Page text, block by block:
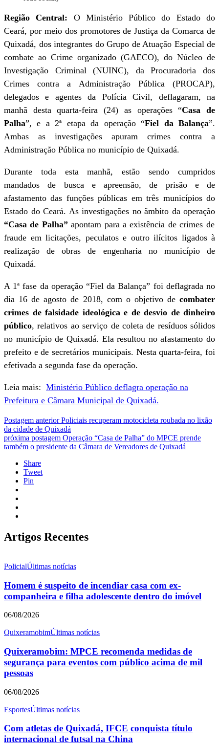
Região Central: O Ministério Público do Estado do
Ceará, por meio dos promotores de Justiça da Comarca de
Quixadá, dos integrantes do Grupo de Atuação Especial de
combate ao Crime organizado (GAECO), do Núcleo de
Investigação Criminal (NUINC), da Procuradoria dos
Crimes contra a Administração Pública (PROCAP),
delegados e agentes da Polícia Civil, deflagaram, na
manhã desta quarta-feira (24) as operações “Casa de
Palha”, e a 2ª etapa da operação “Fiel da Balança”.
Ambas as investigações apuram crimes contra a
Administração Pública no município de Quixadá.
Durante toda esta manhã, estão sendo cumpridos
mandados de busca e apreensão, de prisão e de
afastamento das funções públicas em três municípios do
Estado do Ceará. As investigações no âmbito da operação
“Casa de Palha”apontam para a existência de crimes de
fraude em licitações, peculatos e outro ilícitos ligados à
realização de obras de engenharia no município de
Quixadá.
A 1ª fase da operação “Fiel da Balança” foi deflagrada no
dia 16 de agosto de 2018, com o objetivo decombater
crimes de falsidade ideológica e de desvio de dinheiro
público, relativos ao serviço de coleta de resíduos sólidos
no município de Quixadá. Ela resultou no afastamento do
prefeito e de secretários municipais. Nesta quarta-feira, foi
efetivada a segunda fase da operação.
Leia mais: Ministério Público deflagra operação na
Prefeitura e Câmara Municipal de Quixadá.
Postagem anterior Policiais recuperam motocicleta roubada no lixão
da cidade de Quixadá
próxima postagem Operação “Casa de Palha” do MPCE prende
também o presidente da Câmara de Vereadores de Quixadá
Share
Tweet
Pin
Artigos Recentes
PolicialÚltimas notícias
Homem é suspeito de incendiar casa com ex-
companheira e filha adolescente dentro do imóvel
06/08/2026
QuixeramobimÚltimas notícias
Quixeramobim: MPCE recomenda medidas de
segurança para eventos com público acima de mil
pessoas
06/08/2026
EsportesÚltimas notícias
Com atletas de Quixadá, IFCE conquista título
internacional de futsal na China